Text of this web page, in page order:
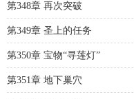
第348章 再次突破
第349章 圣上的任务
第350章 宝物“寻莲灯”
第351章 地下巢穴